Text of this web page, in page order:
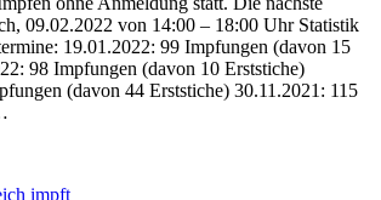
09.02.2022 von 14:00 – 18:00 Uhr Statistik
19.01.2022: 99 Impfungen (davon 15
98 Impfungen (davon 10 Erststiche)
(davon 44 Erststiche) 30.11.2021: 115